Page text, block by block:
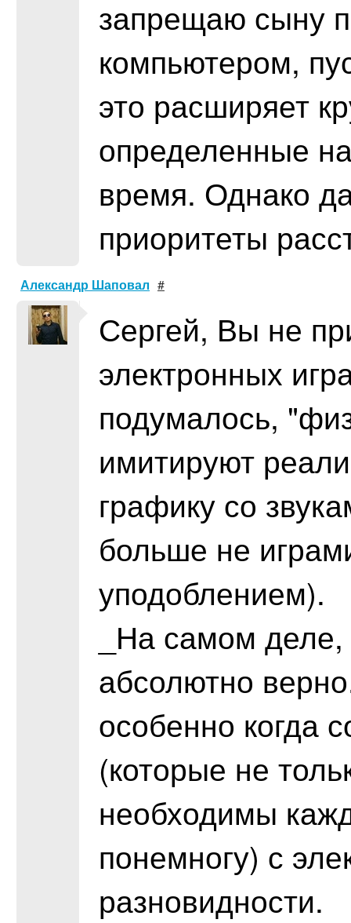
запрещаю сыну
компьютером,
это расширяет
определенные
время. Однако
приоритеты
Александр Шаповал #
Сергей, Вы не
электронных
подумалось,
имитируют
графику со
больше не
уподоблением).
_На самом
абсолютно
особенно когда
(которые не
необходимы
понемногу) с
разновидности.